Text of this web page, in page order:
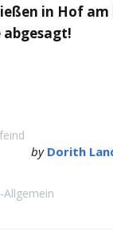
in Hof
abgesagt!
by Dorith
Allgemein